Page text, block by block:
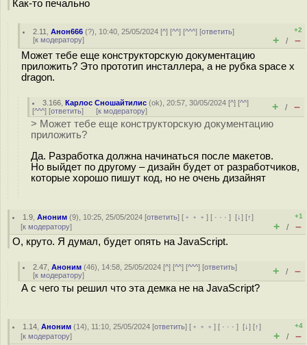
Как-то печально
2.11 ,Анон666 (?), 10:40, 25/05/2024 [^] [^^] [^^^] [ответить]
[к модератору]
+2
+ / –
Может тебе еще конструкторскую документацию
приложить? Это прототип инсталлера, а не рубка space x
dragon.
3.166 ,Карлос Сношайтилис (ok), 20:57, 30/05/2024 [^] [^^]
[^^^] [ответить] [к модератору] + / –
> Может тебе еще конструкторскую документацию
приложить?
Да. Разработка должна начинаться после макетов.
Но выйдет по другому – дизайн будет от разработчиков,
которые хорошо пишут код, но не очень дизайнят
1.9 ,Аноним (9), 10:25, 25/05/2024 [ответить] [ ﹢﹢﹢] [ · · ·][↓] [↑]
[к модератору]
+1
+ / –
О, круто. Я думал, будет опять на JavaScript.
2.47 ,Аноним (46), 14:58, 25/05/2024 [^] [^^] [^^^] [ответить]
[к модератору] + / –
А с чего ты решил что эта демка не на JavaScript?
1.14 ,Аноним (14), 11:10, 25/05/2024 [ответить] [ ﹢﹢﹢] [ · · ·][↓] [↑]
[к модератору]
+4
+ / –